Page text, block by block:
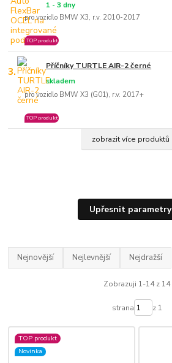
pro vozidlo BMW X3, r.v. 2010-2017
1 - 3 dny
TOP produkt
3. Příčníky TURTLE AIR-2 černé
pro vozidlo BMW X3 (G01), r.v. 2017+
skladem
TOP produkt
zobrazit více produktů
Upřesnit parametry
Nejnovější Nejlevnější Nejdražší
Zobrazuji 1-14 z 14
strana z 1
TOP produkt
Novinka